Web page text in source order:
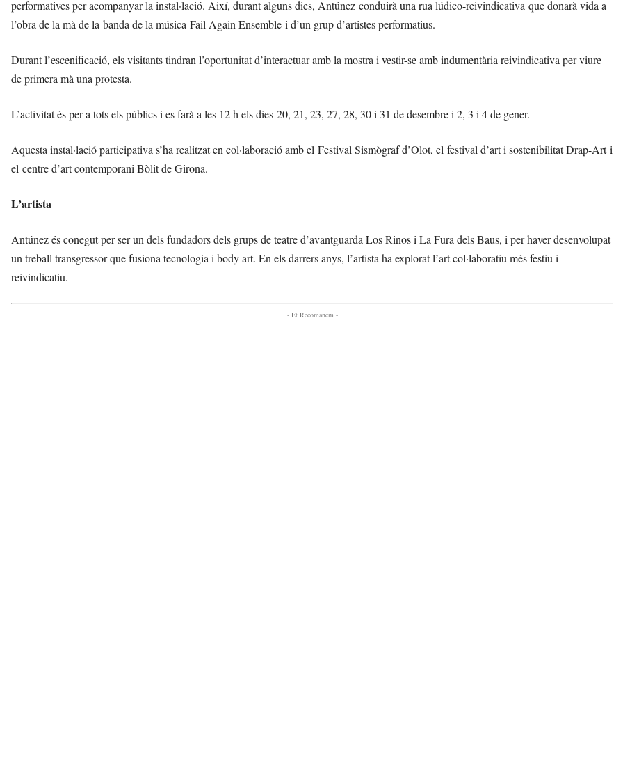
performatives per acompanyar la instal·lació. Així, durant alguns dies, Antúnez conduirà una rua lúdico-reivindicativa que donarà vida a
l’obra de la mà de la banda de la música Fail Again Ensemble i d’un grup d’artistes performatius.
Durant l’escenificació, els visitants tindran l’oportunitat d’interactuar amb la mostra i vestir-se amb indumentària reivindicativa per viure
de primera mà una protesta.
L’activitat és per a tots els públics i es farà a les 12 h els dies 20, 21, 23, 27, 28, 30 i 31 de desembre i 2, 3 i 4 de gener.
Aquesta instal·lació participativa s’ha realitzat en col·laboració amb el Festival Sismògraf d’Olot, el festival d’art i sostenibilitat Drap-Art i
el centre d’art contemporani Bòlit de Girona.
L’artista
Antúnez és conegut per ser un dels fundadors dels grups de teatre d’avantguarda Los Rinos i La Fura dels Baus, i per haver desenvolupat
un treball transgressor que fusiona tecnologia i body art. En els darrers anys, l’artista ha explorat l’art col·laboratiu més festiu i
reivindicatiu.
- Et Recomanem -